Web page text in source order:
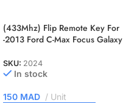
(433Mhz) Flip Remote Key For
-2013 Ford C-Max Focus Galaxy
SKU: 2024
In stock
150 MAD Unit